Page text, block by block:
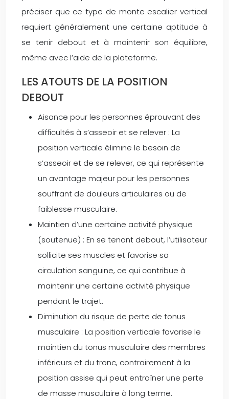
préciser que ce type de monte escalier vertical
requiert généralement une certaine aptitude à
se tenir debout et à maintenir son équilibre,
même avec l’aide de la plateforme.
LES ATOUTS DE LA POSITION
DEBOUT
Aisance pour les personnes éprouvant des
difficultés à s’asseoir et se relever : La
position verticale élimine le besoin de
s’asseoir et de se relever, ce qui représente
un avantage majeur pour les personnes
souffrant de douleurs articulaires ou de
faiblesse musculaire.
Maintien d’une certaine activité physique
(soutenue) : En se tenant debout, l’utilisateur
sollicite ses muscles et favorise sa
circulation sanguine, ce qui contribue à
maintenir une certaine activité physique
pendant le trajet.
Diminution du risque de perte de tonus
musculaire : La position verticale favorise le
maintien du tonus musculaire des membres
inférieurs et du tronc, contrairement à la
position assise qui peut entraîner une perte
de masse musculaire à long terme.